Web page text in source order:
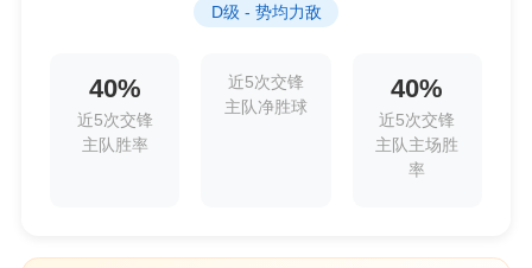
D级 - 势均力敌
40%
近5次交锋
主队胜率
近5次交锋
主队净胜球
40%
近5次交锋
主队主场胜
率